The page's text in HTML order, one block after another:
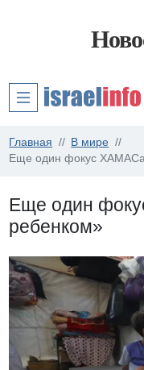
Главная
В мире
Еще один фокус
Еще один
ребенком»